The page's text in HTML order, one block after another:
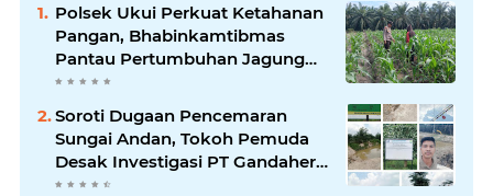
Polsek Ukui Perkuat Ketahanan
Pangan, Bhabinkamtibmas
Pantau Pertumbuhan Jagung
Petani di Desa Air Hitam
Soroti Dugaan Pencemaran
Sungai Andan, Tokoh Pemuda
Desak Investigasi PT Gandahera
Hendana